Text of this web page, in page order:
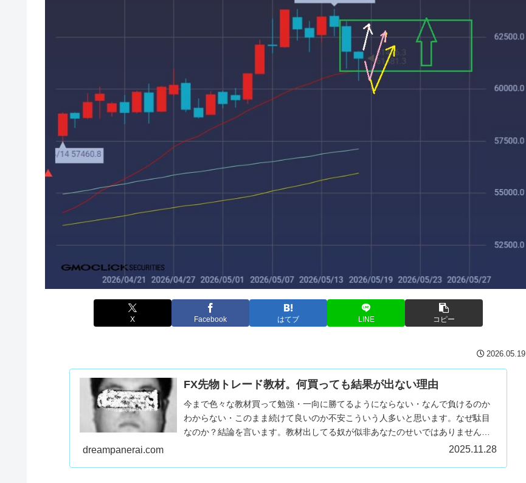
X Facebook はてブ LINE コピー
2026.05.19
FX先物トレード教材。何買っても結果が出ない理由
今まで色々な教材買って勉強・一向に勝てるようにならない・なんで負けるのか
わからない・このまま続けて良いのか不安こういう人多いと思います。なぜ駄目
なのか？結論を言います。教材出してる奴が似非あなたのせいではありません。
dreampanerai.com 2025.11.28